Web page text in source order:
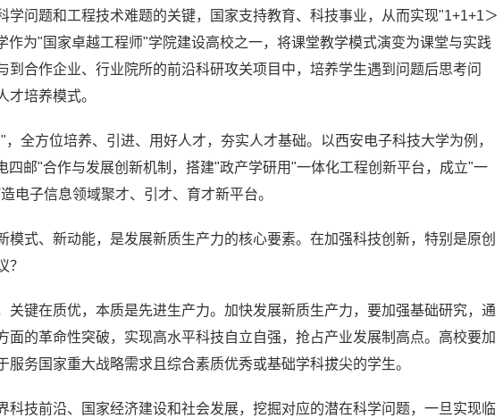
学问题和工程技术难题的关键，国家支持教育、科技事业，从而实现"1+1+1＞
作为"国家卓越工程师"学院建设高校之一，将课堂教学模式演变为课堂与实践
到合作企业、行业院所的前沿科研攻关项目中，培养学生遇到问题后思考问
培养模式。
全方位培养、引进、用好人才，夯实人才基础。以西安电子科技大学为例，
四邮"合作与发展创新机制，搭建"政产学研用"一体化工程创新平台，成立"一
电子信息领域聚才、引才、育才新平台。
模式、新动能，是发展新质生产力的核心要素。在加强科技创新，特别是原创
？
关键在质优，本质是先进生产力。加快发展新质生产力，要加强基础研究，通
面的革命性突破，实现高水平科技自立自强，抢占产业发展制高点。高校要加
务国家重大战略需求且综合素质优秀或基础学科拔尖的学生。
科技前沿、国家经济建设和社会发展，挖掘对应的潜在科学问题，一旦实现临